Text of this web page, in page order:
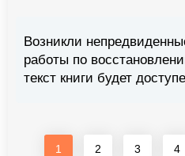
Возникли
работы по
текст книги будет
1 2 3 4